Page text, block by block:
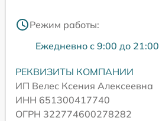
Режим работы:
Ежедневно с 9:00 до 21:00
РЕКВИЗИТЫ КОМПАНИИ
ИП Велес Ксения Алексеевна
ИНН 651300417740
ОГРН 322774600278282